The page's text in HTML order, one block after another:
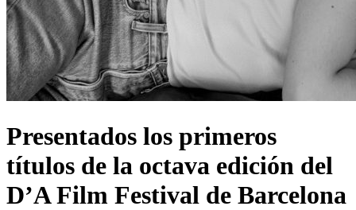
Presentados los primeros
títulos de la octava edición del
D’A Film Festival de Barcelona